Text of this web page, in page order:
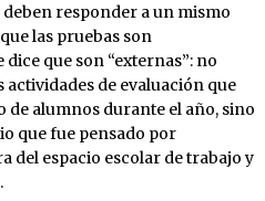
responder a un mismo
las pruebas son
dice que son “externas”: no
de evaluación que
de alumnos durante el año, sino
que fue pensado por
del espacio escolar de trabajo y